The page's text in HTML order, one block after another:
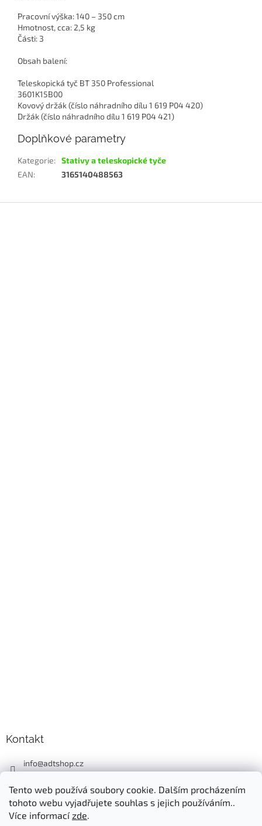
Tento web používá soubory cookie. Dalším procházením
tohoto webu vyjadřujete souhlas s jejich používáním..
Více informacízde.
Pracovní výška: 140 – 350 cm
Hmotnost, cca: 2,5 kg
Části: 3
Obsah balení:
Teleskopická tyč BT 350 Professional
3601K15B00
Kovový držák (číslo náhradního dílu 1 619 P04 420)
Držák (číslo náhradního dílu 1 619 P04 421)
Doplňkové parametry
Kategorie: Stativy a teleskopické tyče
EAN: 3165140488563
Kontakt
info@adtshop.cz
+420724549949